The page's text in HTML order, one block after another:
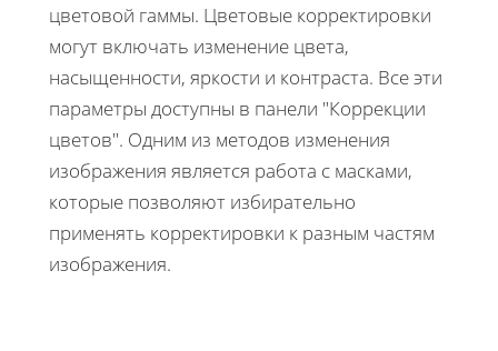
цветовой гаммы. Цветовые корректировки
могут включать изменение цвета,
насыщенности, яркости и контраста. Все эти
параметры доступны в панели "Коррекции
цветов". Одним из методов изменения
изображения является работа с масками,
которые позволяют избирательно
применять корректировки к разным частям
изображения.